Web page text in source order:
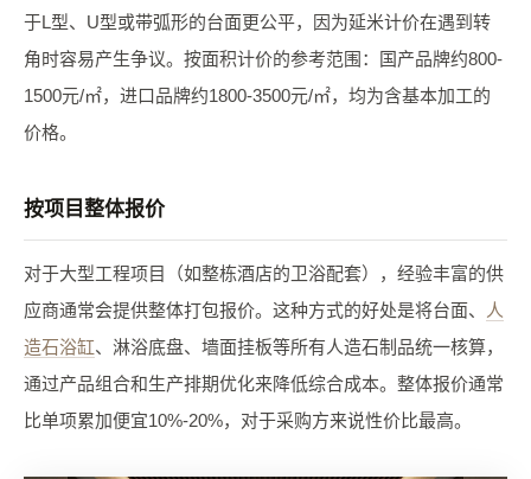
于L型、U型或带弧形的台面更公平，因为延米计价在遇到转
角时容易产生争议。按面积计价的参考范围：国产品牌约800-
1500元/㎡，进口品牌约1800-3500元/㎡，均为含基本加工的
价格。
按项目整体报价
对于大型工程项目（如整栋酒店的卫浴配套），经验丰富的供
应商通常会提供整体打包报价。这种方式的好处是将台面、
人
造石浴缸、淋浴底盘、墙面挂板等所有人造石制品统一核算，
通过产品组合和生产排期优化来降低综合成本。整体报价通常
比单项累加便宜10%-20%，对于采购方来说性价比最高。